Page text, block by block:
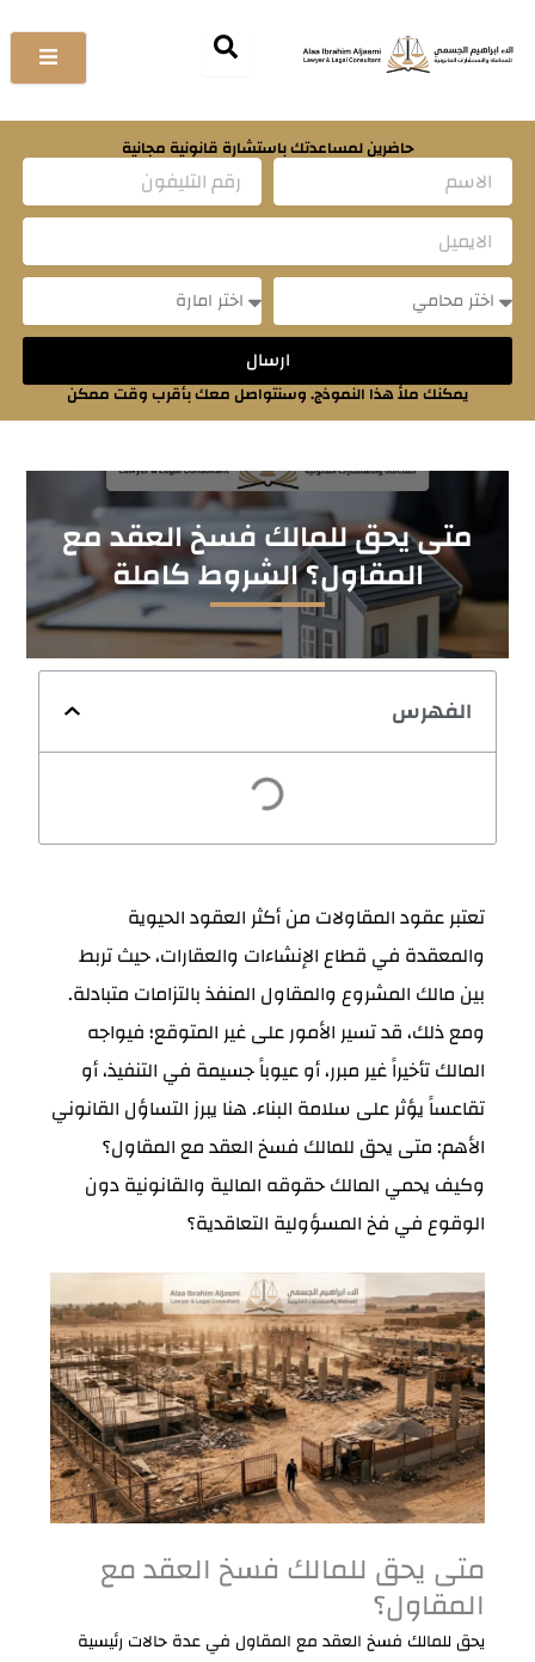
إلى
المحتوى
حاضرين لمساعدتك باستشارة قانونية مجانية
ارسال
يمكنك ملأ هذا النموذج. وسنتواصل معك بأقرب وقت ممكن
متى يحق للمالك فسخ العقد مع
المقاول؟ الشروط كاملة
الفهرس
تعتبر عقود المقاولات من أكثر العقود الحيوية
والمعقدة في قطاع الإنشاءات والعقارات، حيث تربط
بين مالك المشروع والمقاول المنفذ بالتزامات متبادلة.
ومع ذلك، قد تسير الأمور على غير المتوقع؛ فيواجه
المالك تأخيراً غير مبرر، أو عيوباً جسيمة في التنفيذ، أو
تقاعساً يؤثر على سلامة البناء. هنا يبرز التساؤل القانوني
الأهم:متى يحق للمالك فسخ العقد مع المقاول؟
وكيف يحمي المالك حقوقه المالية والقانونية دون
الوقوع في فخ المسؤولية التعاقدية؟
متى يحق للمالك فسخ العقد مع
المقاول؟
يحق للمالك فسخ العقد مع المقاول في عدة حالات رئيسية